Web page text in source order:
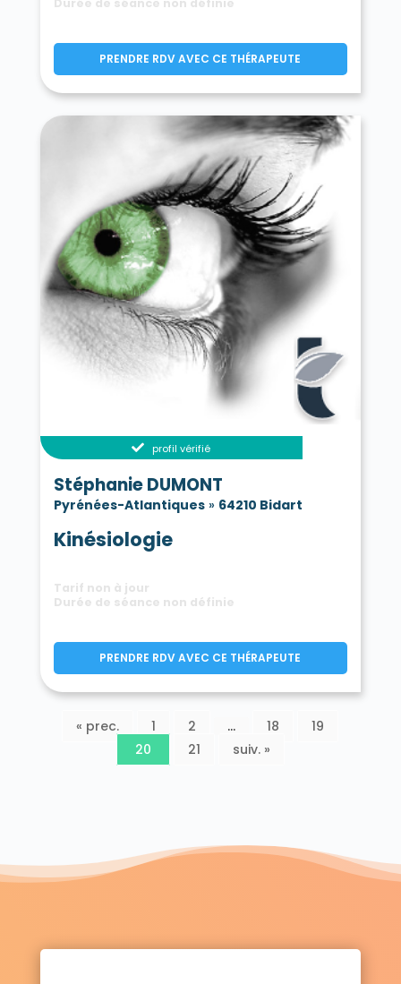
PRENDRE RDV AVEC CE THÉRAPEUTE
profil vérifié
Stéphanie DUMONT
Pyrénées-Atlantiques» 64210 Bidart
Kinésiologie
Tarif non à jour
Durée de séance non définie
PRENDRE RDV AVEC CE THÉRAPEUTE
« prec. 1 2 … 18
19
20
21 suiv. »